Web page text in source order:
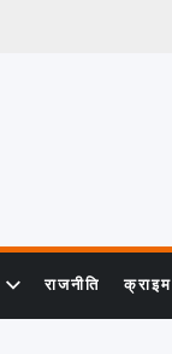
राजनीति क्राइम